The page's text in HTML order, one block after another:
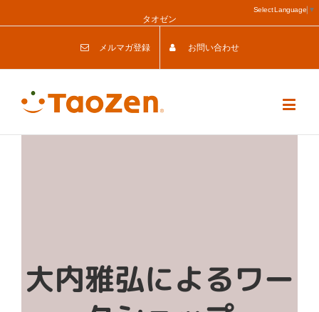
タオゼン
Select Language ▼
メルマガ登録 お問い合わせ
大内雅弘によるワー